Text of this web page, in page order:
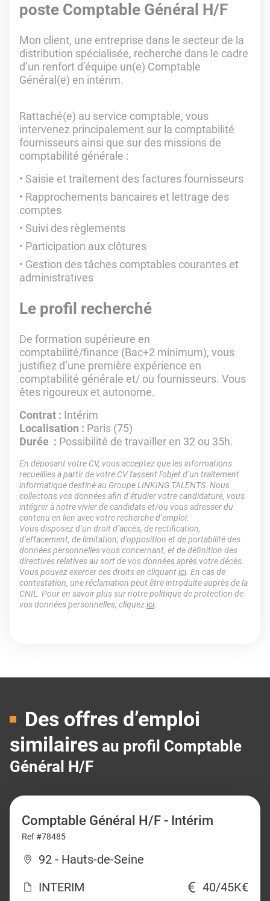
poste Comptable Général H/F
Mon client, une entreprise dans le secteur de la
distribution spécialisée, recherche dans le cadre
d’un renfort d’équipe un(e) Comptable
Général(e) en intérim.
Rattaché(e) au service comptable, vous
intervenez principalement sur la comptabilité
fournisseurs ainsi que sur des missions de
comptabilité générale :
Saisie et traitement des factures fournisseurs
Rapprochements bancaires et lettrage des
comptes
Suivi des règlements
Participation aux clôtures
Gestion des tâches comptables courantes et
administratives
Le profil recherché
De formation supérieure en
comptabilité/finance (Bac+2 minimum), vous
justifiez d’une première expérience en
comptabilité générale et/ ou fournisseurs. Vous
êtes rigoureux et autonome.
Contrat : Intérim
Localisation : Paris (75)
Durée : Possibilité de travailler en 32 ou 35h.
En déposant votre CV, vous acceptez que les informations
recueillies à partir de votre CV fassent l’objet d’un traitement
informatique destiné au Groupe LINKING TALENTS. Nous
collectons vos données afin d’étudier votre candidature, vous
intégrer à notre vivier de candidats et/ou vous adresser du
contenu en lien avec votre recherche d’emploi.
Vous disposez d’un droit d’accès, de rectification,
d’effacement, de limitation, d’opposition et de portabilité des
données personnelles vous concernant, et de définition des
directives relatives au sort de vos données après votre décès.
Vous pouvez exercer ces droits en cliquantici. En cas de
contestation, une réclamation peut être introduite auprès de la
CNIL. Pour en savoir plus sur notre politique de protection de
vos données personnelles, cliquezici.
Des offres d’emploi
similaires au profil Comptable
Général H/F
Comptable Général H/F - Intérim
Ref #78485
92 - Hauts-de-Seine
INTERIM
40/45K€